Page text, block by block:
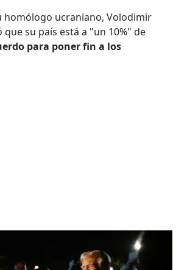
homólogo ucraniano, Volodimir
su país está a "un 10%" de
para poner fin a los